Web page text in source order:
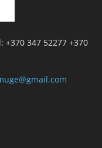
+370 347 52277 +370